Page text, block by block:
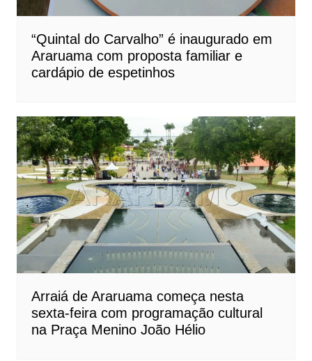
“Quintal do Carvalho” é inaugurado em
Araruama com proposta familiar e
cardápio de espetinhos
Arraiá de Araruama começa nesta
sexta-feira com programação cultural
na Praça Menino João Hélio